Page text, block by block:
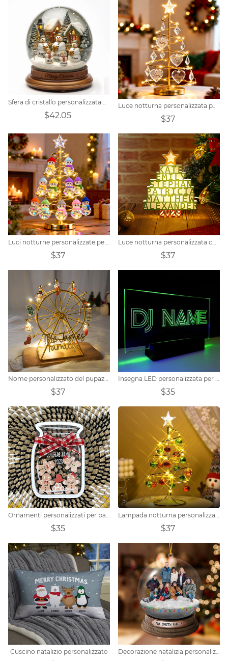
Sfera di cristallo personalizzata con pupazzo di neve per la famiglia
$42.05
Luce notturna personalizzata per albero di Natale con nome della famiglia
$37
Luci notturne personalizzate per albero di Natale con famiglia di pupazzi di neve
$37
Luce notturna personalizzata con nome 3D dell'albero di Natale
$37
Nome personalizzato del pupazzo di neve di Natale della famiglia Ruota panoramica
$37
Insegna LED personalizzata per DJ
$35
Ornamenti personalizzati per barattoli di vetro di pan di zenzero per la casa
$35
Lampada notturna personalizzata a forma di cuore con campana e nome
$37
Cuscino natalizio personalizzato Decorazione natalizia personalizzata con foto di famiglia